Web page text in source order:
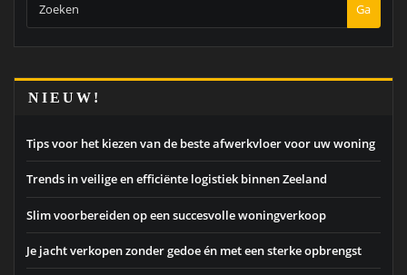
Ga
NIEUW!
Tips voor het kiezen van de beste afwerkvloer voor uw woning
Trends in veilige en efficiënte logistiek binnen Zeeland
Slim voorbereiden op een succesvolle woningverkoop
Je jacht verkopen zonder gedoe én met een sterke opbrengst